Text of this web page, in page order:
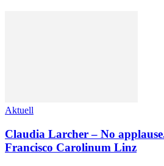
Aktuell
Claudia Larcher – No
Francisco Carolinum Linz